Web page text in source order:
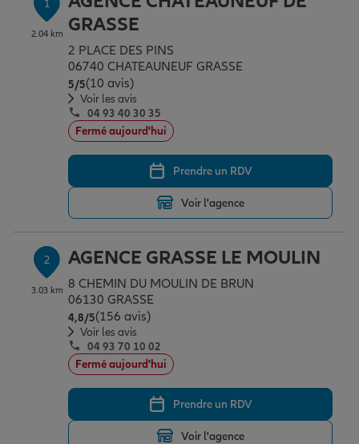
Assurance emprunteur
Prévoyance et dépendance
Assurance animal de compagnie
Protection de la famille
Protection juridique
Épargne & retraite
Plan épargne retraite
Assurance vie
Placements financiers
Transmission
Vos projets
Partir en vacances
Déménager
Départ à la retraite
Préparer l’avenir
Conseil assurance
Outre-mer
Assurance habitation
Le Pack Famille
Garantie des accidents de la vie
Allianz en France
1
2.04 km GRASSE
2 PLACE DES PINS
06740 CHATEAUNEUF GRASSE
5/5Note de 5 sur 5
(10 avis)
Voir les avis
04 93 40 30 35
Fermé aujourd'hui
Prendre un RDV
Voir l'agence
2
3.03 km
AGENCE GRASSE LE MOULIN
8 CHEMIN DU MOULIN DE BRUN
06130 GRASSE
4,8/5Note de 4.8 sur 5
(156 avis)
Voir les avis
04 93 70 10 02
Fermé aujourd'hui
Prendre un RDV
Voir l'agence